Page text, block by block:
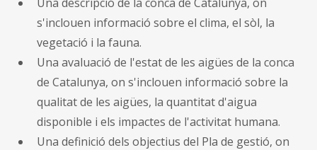
s'inclouen informació sobre el clima, el sòl, la
vegetació i la fauna.
Una avaluació de l'estat de les aigües de la conca
de Catalunya, on s'inclouen informació sobre la
qualitat de les aigües, la quantitat d'aigua
disponible i els impactes de l'activitat humana.
Una definició dels objectius del Pla de gestió, on